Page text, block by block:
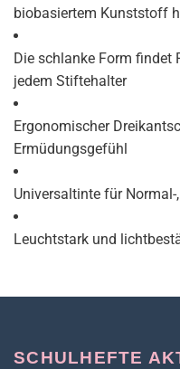
biobasiertem Kunststoff
Die schlanke Form findet
jedem Stiftehalter
Ergonomischer
Ermüdungsgefühl
Universaltinte für
Leuchtstark und
SCHULHEFTE